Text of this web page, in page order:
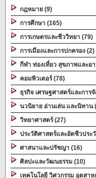
กฎหมาย (9)
การศึกษา (165)
การเกษตรและชีววิทยา (79)
การเมืองและการปกครอง (2)
กีฬา ท่องเที่ยว สุขภาพและอ
คอมพิวเตอร์ (78)
ธุรกิจ เศรษฐศาสตร์และการ
นวนิยาย อ่านเล่น และนิทาน
วิทยาศาสตร์ (27)
ประวัติศาสตร์และอัตชีวประ
ศาสนาและปรัชญา (16)
ศิลปะและวัฒนธรรม (10)
เทคโนโลยี วิศวกรรม อุตสาห